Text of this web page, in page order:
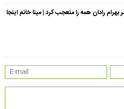
رادان همه را متعجب کرد | مینا خانم اینجا